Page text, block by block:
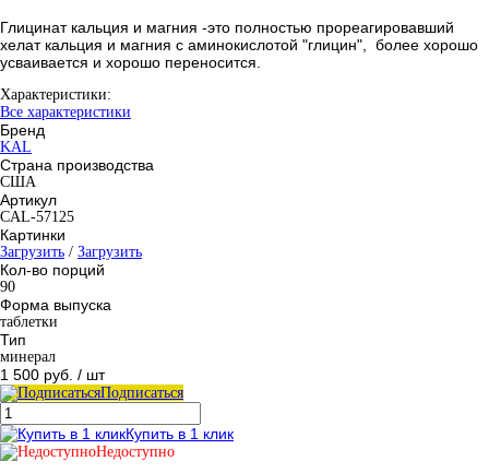
Глицинат кальция и магния -это полностью прореагировавший
хелат кальция и магния с аминокислотой "глицин", более хорошо
усваивается и хорошо переносится.
Характеристики:
Все характеристики
Бренд
KAL
Страна производства
США
Артикул
CAL-57125
Картинки
Загрузить / Загрузить
Кол-во порций
90
Форма выпуска
таблетки
Тип
минерал
1 500 руб. / шт
Подписаться
Купить в 1 клик
Недоступно